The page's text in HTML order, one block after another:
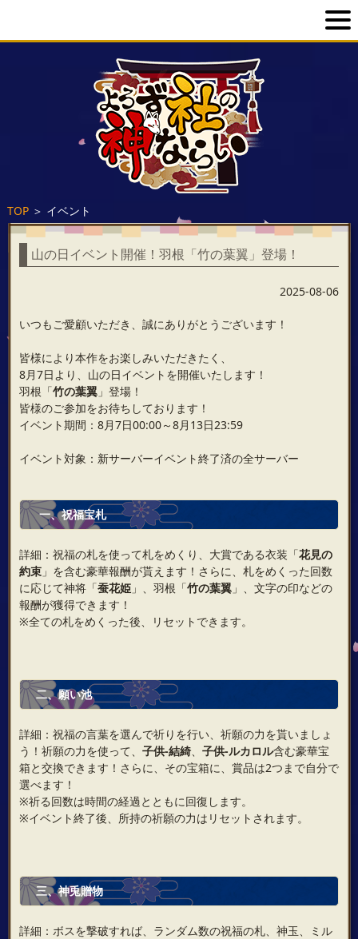
TOP＞ イベント
山の日イベント開催！羽根「竹の葉翼」登場！
2025-08-06
いつもご愛顧いただき、誠にありがとうございます！
皆様により本作をお楽しみいただきたく、
8月7日より、山の日イベントを開催いたします！
羽根「竹の葉翼」登場！
皆様のご参加をお待ちしております！
イベント期間：8月7日00:00～8月13日23:59
イベント対象：新サーバーイベント終了済の全サーバー
一、祝福宝札
詳細：祝福の札を使って札をめくり、大賞である衣装「花見の
約束」を含む豪華報酬が貰えます！さらに、札をめくった回数
に応じて神将「蚕花姫」、羽根「竹の葉翼」、文字の印などの
報酬が獲得できます！
※全ての札をめくった後、リセットできます。
二、願い池
詳細：祝福の言葉を選んで祈りを行い、祈願の力を貰いましょ
う！祈願の力を使って、 子供‐結綺、 子供‐ルカロル含む豪華宝
箱と交換できます！さらに、その宝箱に、賞品は2つまで自分で
選べます！
※祈る回数は時間の経過とともに回復します。
※イベント終了後、所持の祈願の力はリセットされます。
三、神兎贈物
詳細：ボスを撃破すれば、ランダム数の祝福の札、神玉、ミル